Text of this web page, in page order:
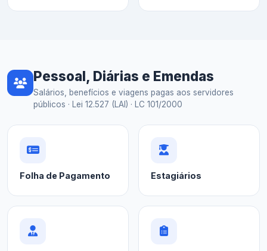
Pessoal, Diárias e Emendas
Salários, benefícios e viagens pagas aos servidores
públicos · Lei 12.527 (LAI) · LC 101/2000
Folha de Pagamento Estagiários